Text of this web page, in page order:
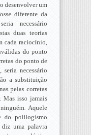
desenvolver um
diferente da
necessário
duas teorias
cada raciocínio,
do ponto
do ponto de
necessário
a substituição
pelas corretas
Mas isso jamais
Aquele
do polilogismo
uma palavra